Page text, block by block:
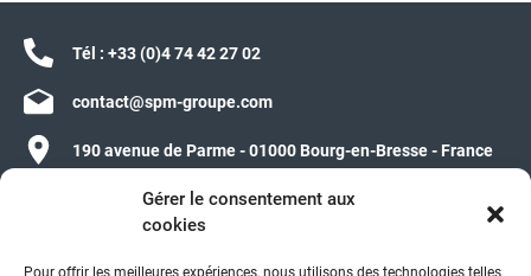
Gérer le consentement aux
cookies
Pour offrir les meilleures expériences, nous utilisons des technologies telles
Tél : +33 (0)4 74 42 27 02
contact@spm-groupe.com
190 avenue de Parme - 01000 Bourg-en-Bresse - France